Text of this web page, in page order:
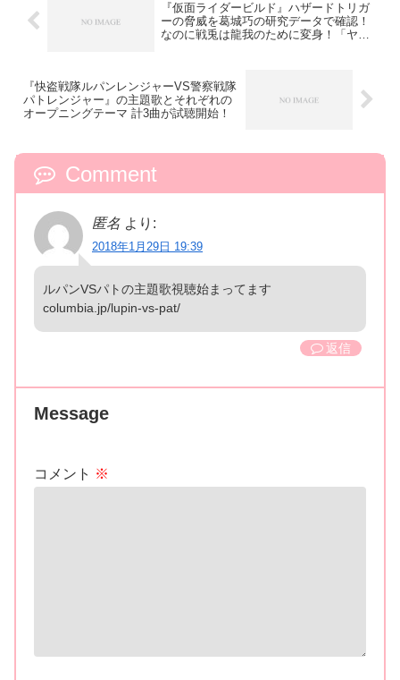
『仮面ライダービルド』ハザードトリガ
ーの脅威を葛城巧の研究データで確認！
なのに戦兎は龍我のために変身！「ヤベ
『快盗戦隊ルパンレンジャーVS警察戦隊
パトレンジャー』の主題歌とそれぞれの
オープニングテーマ 計3曲が試聴開始！
Comment
匿名 より:
2018年1月29日 19:39
ルパンVSパトの主題歌視聴始まってます
columbia.jp/lupin-vs-pat/
返信
Message
コメント ※